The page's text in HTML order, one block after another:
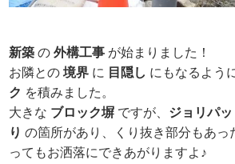
新築 の外構工事 が始まりました！
お隣との境界 に 目隠し にもなるよう
ク を積みました。
大きな ブロック塀 ですが、 ジョリパ
り の箇所があり、くり抜き部分もあっ
ってもお洒落にできあがりますよ♪